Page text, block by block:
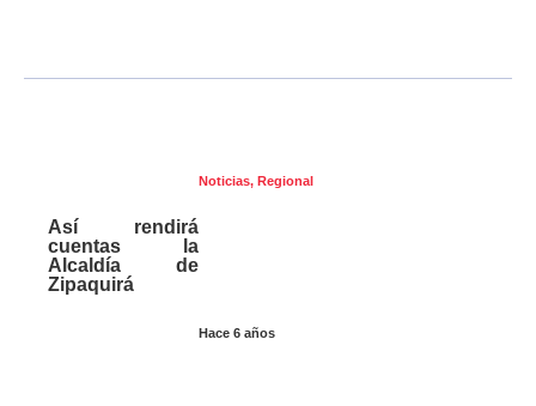
Noticias, Regional
Hace 6 años
Así rendirá
cuentas la
Alcaldía de
Zipaquirá